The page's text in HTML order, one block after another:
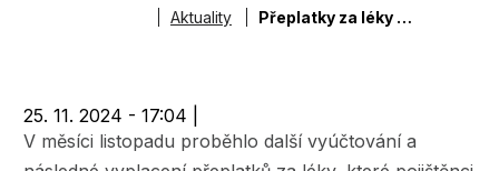
DrobečkováAktuality Přeplatky za léky vyplacené pojištěncům ZPŠ narůstají
25. 11. 2024 - 17:04
V měsíci listopadu proběhlo další vyúčtování a